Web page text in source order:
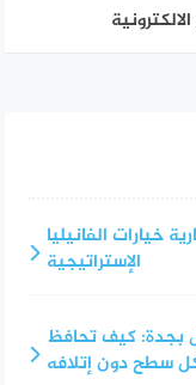
خيارات الفانيليا
الإستراتيجية
بجدة: كيف تحافظ
سطح دون إتلافه